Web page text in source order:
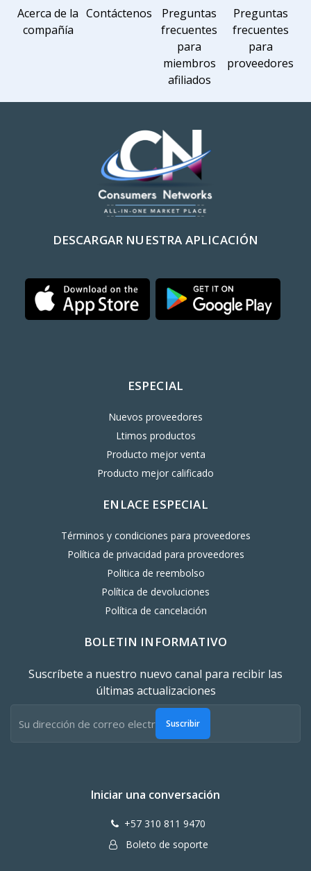
Acerca de la
compañía
Contáctenos
Preguntas
frecuentes
para
miembros
afiliados
Preguntas
frecuentes
para
proveedores
DESCARGAR NUESTRA APLICACIÓN
ESPECIAL
Nuevos proveedores
Ltimos productos
Producto mejor venta
Producto mejor calificado
ENLACE ESPECIAL
Términos y condiciones para proveedores
Política de privacidad para proveedores
Politica de reembolso
Política de devoluciones
Política de cancelación
BOLETIN INFORMATIVO
Suscríbete a nuestro nuevo canal para recibir las
últimas actualizaciones
Suscribir
Iniciar una conversación
+57 310 811 9470
Boleto de soporte